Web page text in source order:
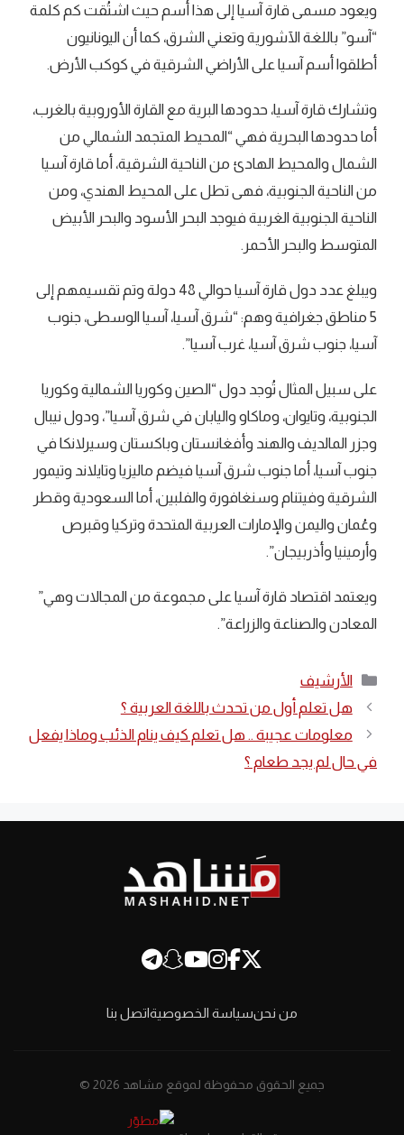
ويعود مسمى قارة آسيا إلى هذا أسم حيث اشتُقت كم كلمة
“آسو” باللغة الآشورية وتعني الشرق، كما أن اليونانيون
أطلقوا أسم آسيا على الأراضي الشرقية في كوكب الأرض.
وتشارك قارة آسيا، حدودها البرية مع القارة الأوروبية بالغرب،
أما حدودها البحرية فهي “المحيط المتجمد الشمالي من
الشمال والمحيط الهادئ من الناحية الشرقية، أما قارة آسيا
من الناحية الجنوبية، فهى تطل على المحيط الهندي، ومن
الناحية الجنوبية الغربية فيوجد البحر الأسود والبحر الأبيض
المتوسط والبحر الأحمر.
ويبلغ عدد دول قارة آسيا حوالي 48 دولة وتم تقسيمهم إلى
5 مناطق جغرافية وهم: “شرق آسيا، آسيا الوسطى، جنوب
آسيا، جنوب شرق آسيا، غرب آسيا”.
على سبيل المثال تُوجد دول “الصين وكوريا الشمالية وكوريا
الجنوبية، وتايوان، وماكاو واليابان في شرق آسيا”، ودول نيبال
وجزر المالديف والهند وأفغانستان وباكستان وسيرلانكا في
جنوب آسيا، أما جنوب شرق آسيا فيضم ماليزيا وتايلاند وتيمور
الشرقية وفيتنام وسنغافورة والفلبين، أما السعودية وقطر
وعُمان واليمن والإمارات العربية المتحدة وتركيا وقبرص
وأرمينيا وأذربيجان”.
ويعتمد اقتصاد قارة آسيا على مجموعة من المجالات وهي”
المعادن والصناعة والزراعة”.
التصنيفات
الأرشيف
هل تعلم أول من تحدث باللغة العربية ؟
معلومات عجيبة .. هل تعلم كيف ينام الذئب وماذا يفعل
في حال لم يجد طعام ؟
من نحنسياسة الخصوصيةاتصل بنا
جميع الحقوق محفوظة لموقع مشاهد 2026 ©